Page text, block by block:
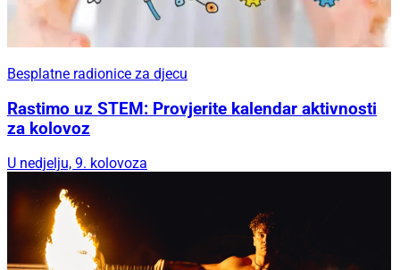
Besplatne radionice za djecu
Rastimo uz STEM: Provjerite kalendar aktivnosti
za kolovoz
U nedjelju, 9. kolovoza